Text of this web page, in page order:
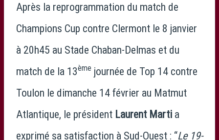
Après la reprogrammation du match de
Champions Cup contre Clermont le 8 janvier
à 20h45 au Stade Chaban-Delmas et du
match de la 13ème journée de Top 14 contre
Toulon le dimanche 14 février au Matmut
Atlantique, le président Laurent Marti a
exprimé sa satisfaction à Sud-Ouest : “Le 19-